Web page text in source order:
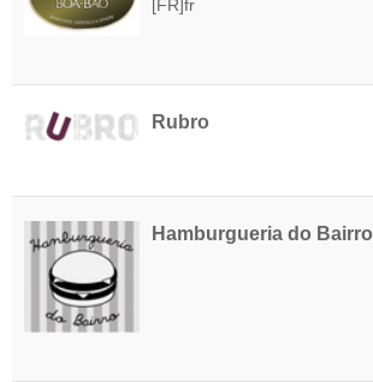
[FR]fr
Rubro
Hamburgueria do Bairro